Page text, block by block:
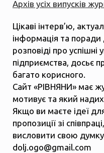
Архів усіх випусків
Цікаві інтерв’ю,
інформація та
розповіді про успішні
підприємства, досьє
багато корисного.
Сайт «РІВНЯНИ» має
мотивує та який
Якщо ви маєте ідеї
пропозиції зі
висловити свою
dolj.ogo@gmail.com